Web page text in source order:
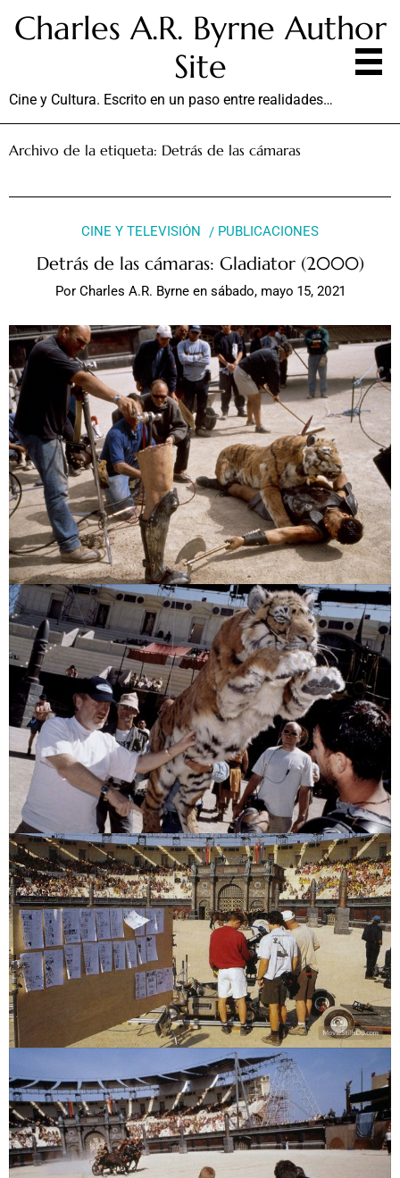
Charles A.R. Byrne Author
Site
Cine y Cultura. Escrito en un paso entre realidades…
Archivo de la etiqueta: Detrás de las cámaras
CINE Y TELEVISIÓN PUBLICACIONES
Detrás de las cámaras: Gladiator (2000)
Por Charles A.R. Byrne en sábado, mayo 15, 2021